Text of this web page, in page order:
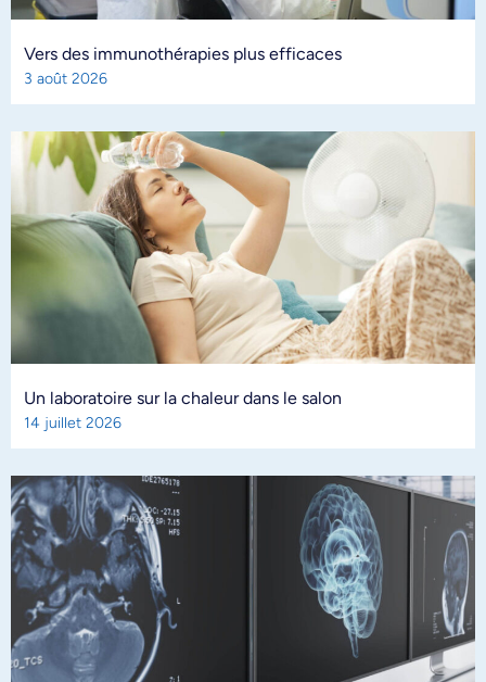
Vers des immunothérapies plus efficaces
3 août 2026
Un laboratoire sur la chaleur dans le salon
14 juillet 2026